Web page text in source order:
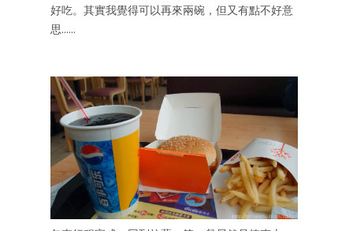
好吃。其實我覺得可以再來兩碗，但又有點不好意
思......